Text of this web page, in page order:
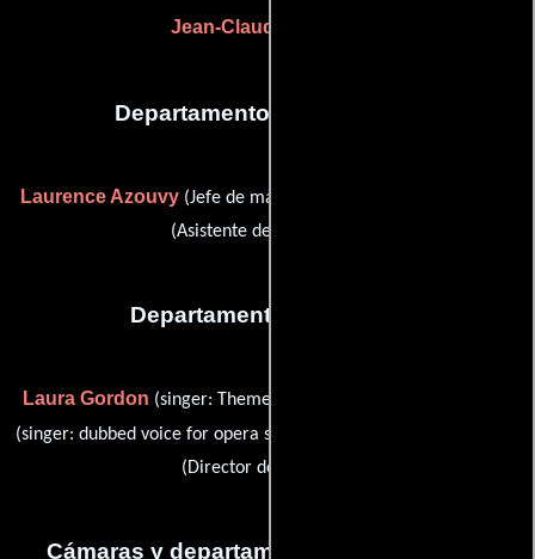
Jean-Claude Gallouin
Departamento de maquillaje
Laurence Azouvy(Jefe de maquillaje) y
(Asistente de maquillaje)
Departamento de musica
Laura Gordon (singer: Theme music),
(singer: dubbed voice for opera singer) y
(Director de orquesta)
Cámaras y departamento de electricidad